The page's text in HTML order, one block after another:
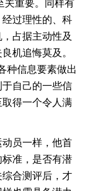
关重要。同样有
过理性的、科
占据主动性及
机追悔莫及。
种信息要素做出
自己的一些信
得一个令人满
员一样，他首
准，是否有潜
合测评后，才